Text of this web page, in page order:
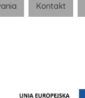
Kontakt